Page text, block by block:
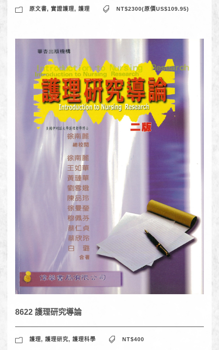
原文書, 實證護理, 護理 NT$2300(原價US$109.95)
8622 護理研究導論
護理, 護理研究, 護理科學 NT$400